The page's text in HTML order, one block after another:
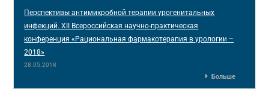
Перспективы антимикробной терапии урогенитальных
инфекций. XII Всероссийская научно-практическая
конференция «Рациональная фармакотерапия в урологии –
2018»
28.05.2018
Больше